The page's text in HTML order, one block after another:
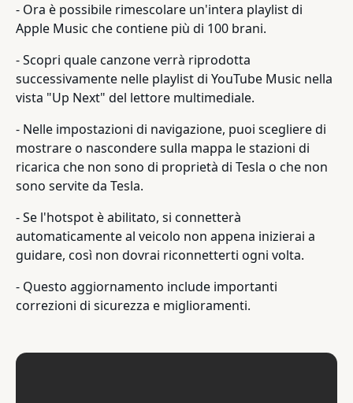
- Ora è possibile rimescolare un'intera playlist di
Apple Music che contiene più di 100 brani.
- Scopri quale canzone verrà riprodotta
successivamente nelle playlist di YouTube Music nella
vista "Up Next" del lettore multimediale.
- Nelle impostazioni di navigazione, puoi scegliere di
mostrare o nascondere sulla mappa le stazioni di
ricarica che non sono di proprietà di Tesla o che non
sono servite da Tesla.
- Se l'hotspot è abilitato, si connetterà
automaticamente al veicolo non appena inizierai a
guidare, così non dovrai riconnetterti ogni volta.
- Questo aggiornamento include importanti
correzioni di sicurezza e miglioramenti.